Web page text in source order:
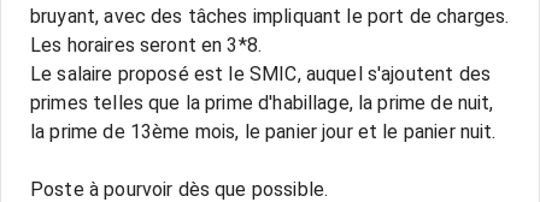
bruyant, avec des tâches impliquant le port de charges.
Les horaires seront en 3*8.
Le salaire proposé est le SMIC, auquel s'ajoutent des
primes telles que la prime d'habillage, la prime de nuit,
la prime de 13ème mois, le panier jour et le panier nuit.
Poste à pourvoir dès que possible.